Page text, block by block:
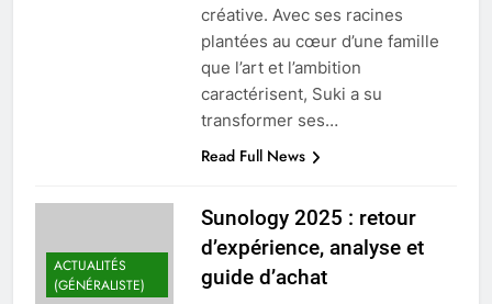
créative. Avec ses racines
plantées au cœur d’une famille
que l’art et l’ambition
caractérisent, Suki a su
transformer ses…
Read Full News
ACTUALITÉS
(GÉNÉRALISTE)
Sunology 2025 : retour
d’expérience, analyse et
guide d’achat